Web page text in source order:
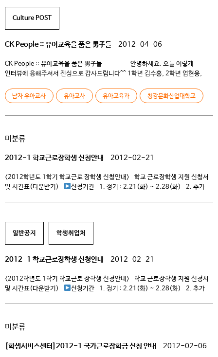
Culture POST
CK People :: 유아교육을 품은 男子들 2012-04-06
CK People :: 유아교육을 품은 男子들 안녕하세요. 오늘 이렇게
인터뷰에 응해주셔서 진심으로 감사드립니다^^ 1학년 김수홍, 2학년 엄현용,
든든하네요. 부담 갖지 마시고 가볍게 응해주시면 감사하겠습니다. Q. 먼저
유아교육과에는 왜 지원하시게 되었나요? 김수홍: 처음에는 사회복지학과를
남자 유아교사 유아교사 유아교육과 청강문화산업대학교
미분류
2012-1 학교근로장학생 신청안내 2012-02-21
<2012학년도 1학기 학교근로 장학생 신청안내> 학교 근로장학생 지원 신청서
및 시간표(다운받기)
신청기간 1. 정기 : 2.21(화) ~ 2.28(화) 2. 추가
일반공지 학생취업처
2012-1 학교근로장학생 신청안내 2012-02-21
<2012학년도 1학기 학교근로 장학생 신청안내> 학교 근로장학생 지원 신청서
및 시간표(다운받기)
신청기간 1. 정기 : 2.21(화) ~ 2.28(화) 2. 추가
미분류
[학생서비스센터]2012-1 국가근로장학금 신청 안내 2012-02-06